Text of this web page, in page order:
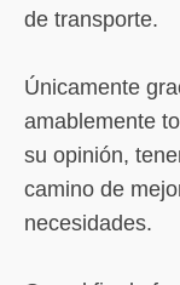
de transporte.
Únicamente
amablemente
su opinión,
camino de
necesidades.